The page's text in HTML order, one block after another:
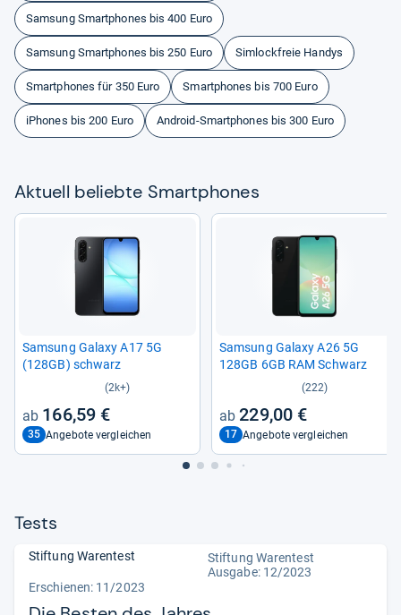
Samsung Smartphones bis 400 Euro
Samsung Smartphones bis 250 Euro Simlockfreie Handys
Smartphones für 350 Euro Smartphones bis 700 Euro
iPhones bis 200 Euro Android-Smartphones bis 300 Euro
Aktu­ell beliebte Smart­pho­nes
Sam­sung Galaxy A17 5G
(128GB) schwarz
(2k+)
166,59 €
35 Angebote vergleichen
Sam­sung Galaxy A26 5G
128GB 6GB RAM Schwarz
(222)
229,00 €
17 Angebote vergleichen
Tests
Stiftung Warentest
Stiftung Warentest
Ausgabe: 12/2023
Erschienen: 11/2023